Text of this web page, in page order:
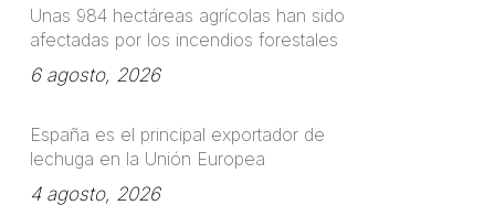
Unas 984 hectáreas agrícolas han sido
afectadas por los incendios forestales
6 agosto, 2026
España es el principal exportador de
lechuga en la Unión Europea
4 agosto, 2026